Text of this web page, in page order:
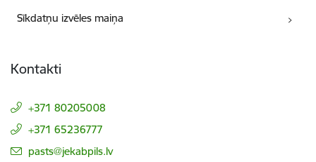
Sīkdatņu izvēles maiņa
Kontakti
+371 80205008
+371 65236777
E-pasts:
pasts@jekabpils.lv